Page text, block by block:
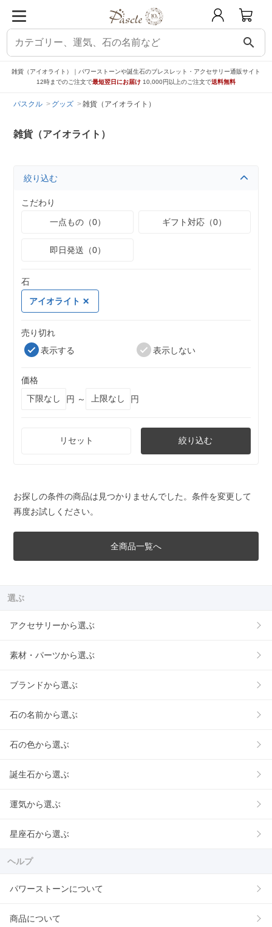
search
雑貨（アイオライト）｜パワーストーンや誕生石のブレスレット・アクセサリー通販サイト
12時までのご注文で最短翌日にお届け 10,000円以上のご注文で送料無料
パスクル グッズ 雑貨（アイオライト）
雑貨（アイオライト）
絞り込む
こだわり
一点もの（0）
ギフト対応（0）
即日発送（0）
石
アイオライト
売り切れ
表示する
表示しない
価格
円 ～
円
リセット 絞り込む
お探しの条件の商品は見つかりませんでした。条件を変更して
再度お試しください。
全商品一覧へ
選ぶ
アクセサリーから選ぶ
素材・パーツから選ぶ
ブランドから選ぶ
石の名前から選ぶ
石の色から選ぶ
誕生石から選ぶ
運気から選ぶ
星座石から選ぶ
ヘルプ
パワーストーンについて
商品について